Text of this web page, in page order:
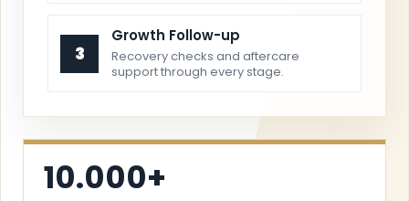
3
Growth Follow-up
Recovery checks and aftercare
support through every stage.
10.000+